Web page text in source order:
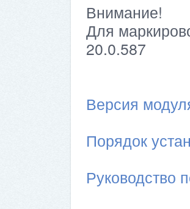
Внимание!
Для
20.0.587
Версия
Порядок
Руководство